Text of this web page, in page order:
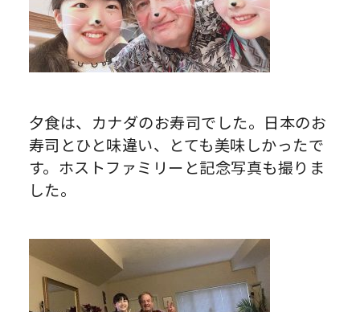
夕食は、カナダのお寿司でした。日本のお
寿司とひと味違い、とても美味しかったで
す。ホストファミリーと記念写真も撮りま
した。